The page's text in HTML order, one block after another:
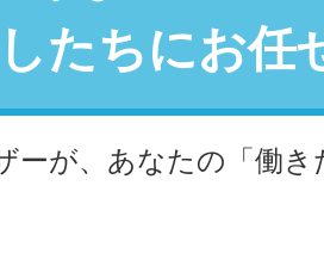
たちにお任
ーが、あなたの「働